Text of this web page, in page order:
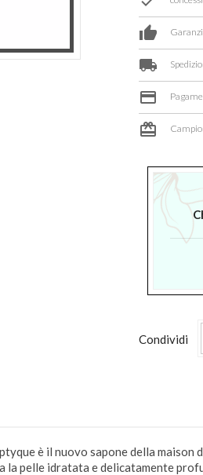
thumb_up
local_shipping
credit_card
card_giftcard
Condividi
è il nuovo sapone della
la pelle idratata e delicatamente